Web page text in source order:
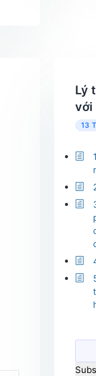
Lý
với
13